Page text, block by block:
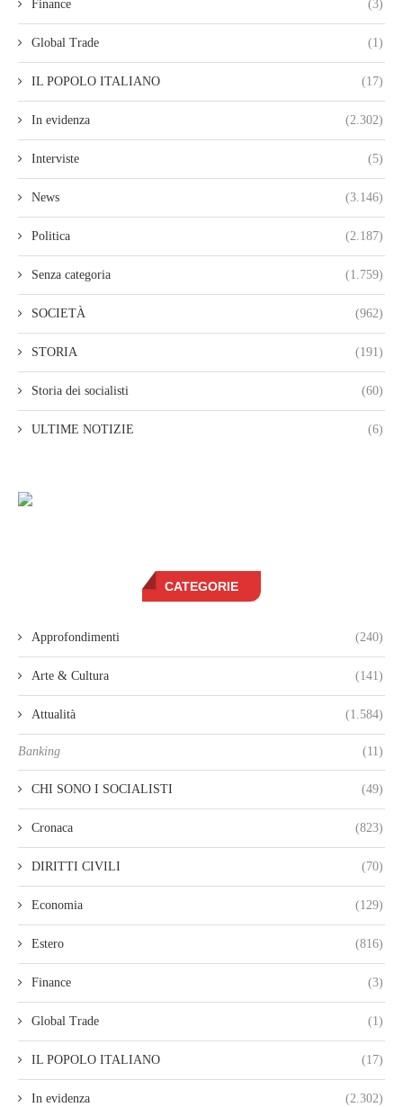
Finance (3)
Global Trade (1)
IL POPOLO ITALIANO (17)
In evidenza (2.302)
Interviste (5)
News (3.146)
Politica (2.187)
Senza categoria (1.759)
SOCIETÀ (962)
STORIA (191)
Storia dei socialisti (60)
ULTIME NOTIZIE (6)
CATEGORIE
Approfondimenti (240)
Arte & Cultura (141)
Attualità (1.584)
Banking (11)
CHI SONO I SOCIALISTI (49)
Cronaca (823)
DIRITTI CIVILI (70)
Economia (129)
Estero (816)
Finance (3)
Global Trade (1)
IL POPOLO ITALIANO (17)
In evidenza (2.302)